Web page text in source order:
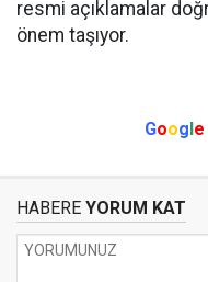
resmi açıklamalar
önem taşıyor.
Google
HABERE YORUM KAT